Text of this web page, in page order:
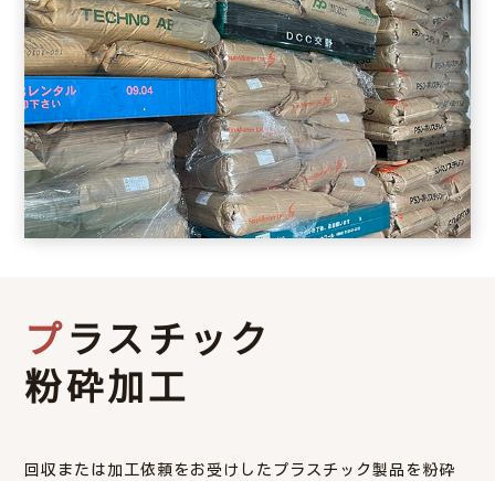
プラスチック
粉砕加工
回収または加工依頼をお受けしたプラスチック製品を粉砕